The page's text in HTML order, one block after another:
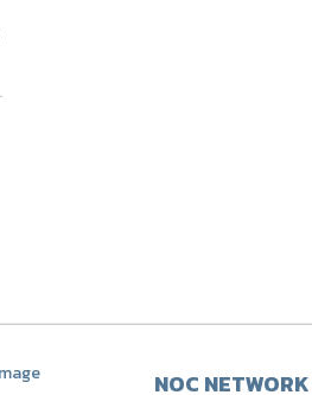
NOC NETWORK